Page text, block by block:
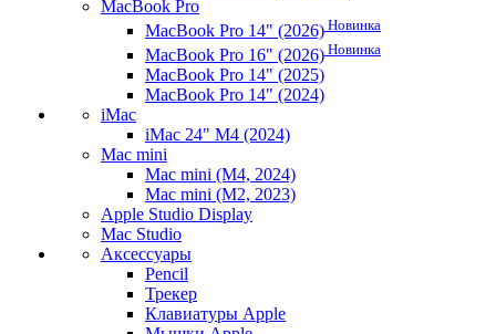
MacBook Pro
MacBook Pro 14" (2026) Новинка
MacBook Pro 16" (2026) Новинка
MacBook Pro 14" (2025)
MacBook Pro 14" (2024)
iMac
iMac 24" M4 (2024)
Mac mini
Mac mini (M4, 2024)
Mac mini (M2, 2023)
Apple Studio Display
Mac Studio
Аксессуары
Pencil
Трекер
Клавиатуры Apple